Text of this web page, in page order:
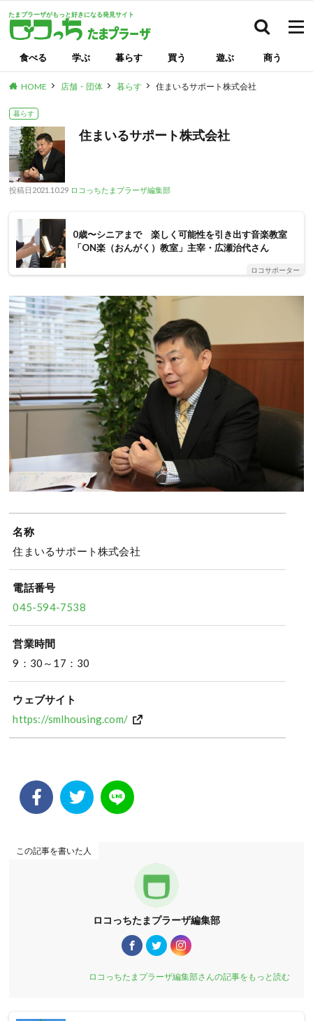
たまプラーザがもっと好きになる発見サイト
食べる 学ぶ 暮らす 買う 遊ぶ 商う
HOME 店舗・団体 暮らす 住まいるサポート株式会社
暮らす
住まいるサポート株式会社
投稿日 2021.10.29 ロコっちたまプラーザ編集部
0歳〜シニアまで 楽しく可能性を引き出す音楽教室
「ON楽（おんがく）教室」主宰・広瀬治代さん
ロコサポーター
名称
住まいるサポート株式会社
電話番号
045-594-7538
営業時間
9：30～17：30
ウェブサイト
https://smlhousing.com/
この記事を書いた人
ロコっちたまプラーザ編集部
ロコっちたまプラーザ編集部さんの記事をもっと読む